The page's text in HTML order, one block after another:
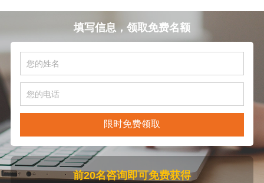
填写信息，领取免费名额
限时免费领取
前20名咨询即可免费获得